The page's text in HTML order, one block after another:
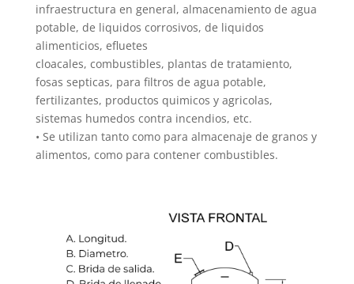
infraestructura en general, almacenamiento de agua
potable, de liquidos corrosivos, de liquidos
alimenticios, efluetes
cloacales, combustibles, plantas de tratamiento,
fosas septicas, para filtros de agua potable,
fertilizantes, productos quimicos y agricolas,
sistemas humedos contra incendios, etc.
• Se utilizan tanto como para almacenaje de granos y
alimentos, como para contener combustibles.